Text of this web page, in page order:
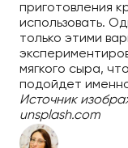
приготовления
использовать.
только этими
мягкого сыра,
подойдет
Источник
unsplash.com